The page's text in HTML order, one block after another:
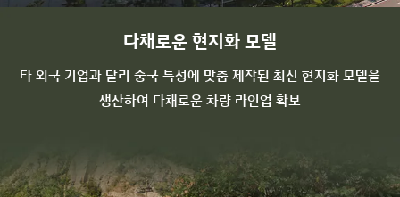
다채로운 현지화 모델
타 외국 기업과 달리 중국 특성에 맞춤 제작된 최신 현지화 모델을
생산하여 다채로운 차량 라인업 확보